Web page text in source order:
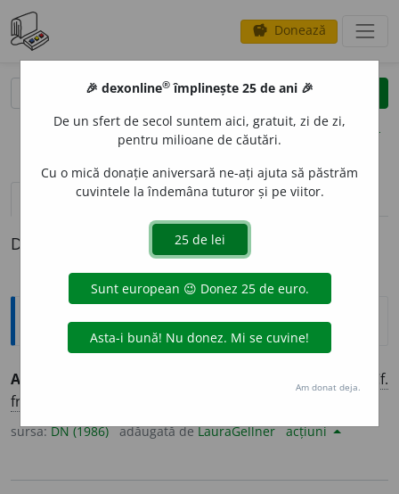
savings Donează
clear
opțiuni
definiții (1) pronunțievolume_up (7)
Definiția cu ID-ul 394346:
Explicative DEX
APLICABILIT
Cf.
fr.
sursa:DN (1986) adăugată deLauraGellner acțiuni
🎉 dexonline® împlinește 25 de ani 🎉
De un sfert de secol suntem aici, gratuit, zi de zi,
pentru milioane de căutări.
Cu o mică donație aniversară ne-ați ajuta să păstrăm
cuvintele la îndemâna tuturor și pe viitor.
Am donat deja.